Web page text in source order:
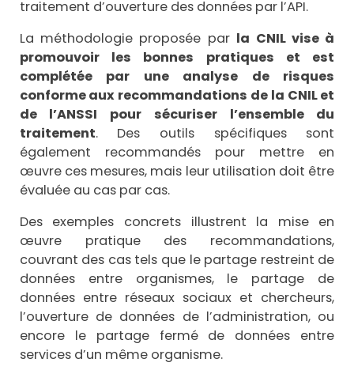
traitement d’ouverture des données par l’API.
La méthodologie proposée par la CNIL vise à
promouvoir les bonnes pratiques et est
complétée par une analyse de risques
conforme aux recommandations de la CNIL et
de l’ANSSI pour sécuriser l’ensemble du
traitement. Des outils spécifiques sont
également recommandés pour mettre en
œuvre ces mesures, mais leur utilisation doit être
évaluée au cas par cas.
Des exemples concrets illustrent la mise en
œuvre pratique des recommandations,
couvrant des cas tels que le partage restreint de
données entre organismes, le partage de
données entre réseaux sociaux et chercheurs,
l’ouverture de données de l’administration, ou
encore le partage fermé de données entre
services d’un même organisme.